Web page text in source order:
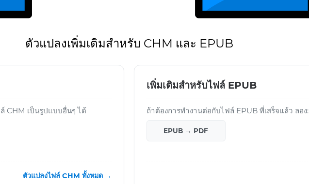
ตัวแปลงเพิ่มเติมสำหรับ CHM และ EPUB
CHM เป็นรูปแบบอื่นๆ ได้
ตัวแปลงไฟล์ CHM ทั้งหมด →
เพิ่มเติมสำหรับไฟล์ EPUB
ถ้าต้องการทำงานต่อกับไฟล์ EPUB ที่เสร็จแล้ว ลอง:
EPUB → PDF